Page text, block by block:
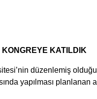
KONGREYE KATILDIK
düzenlemiş
yapılması planlanan